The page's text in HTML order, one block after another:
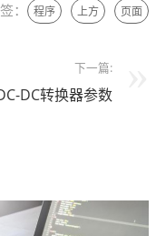
： 程序 上方 页面
下一篇:
DC转换器参数